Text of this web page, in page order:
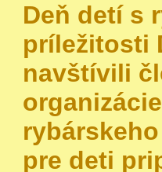
Deň detí s
príležitosti
navštívili
pre deti